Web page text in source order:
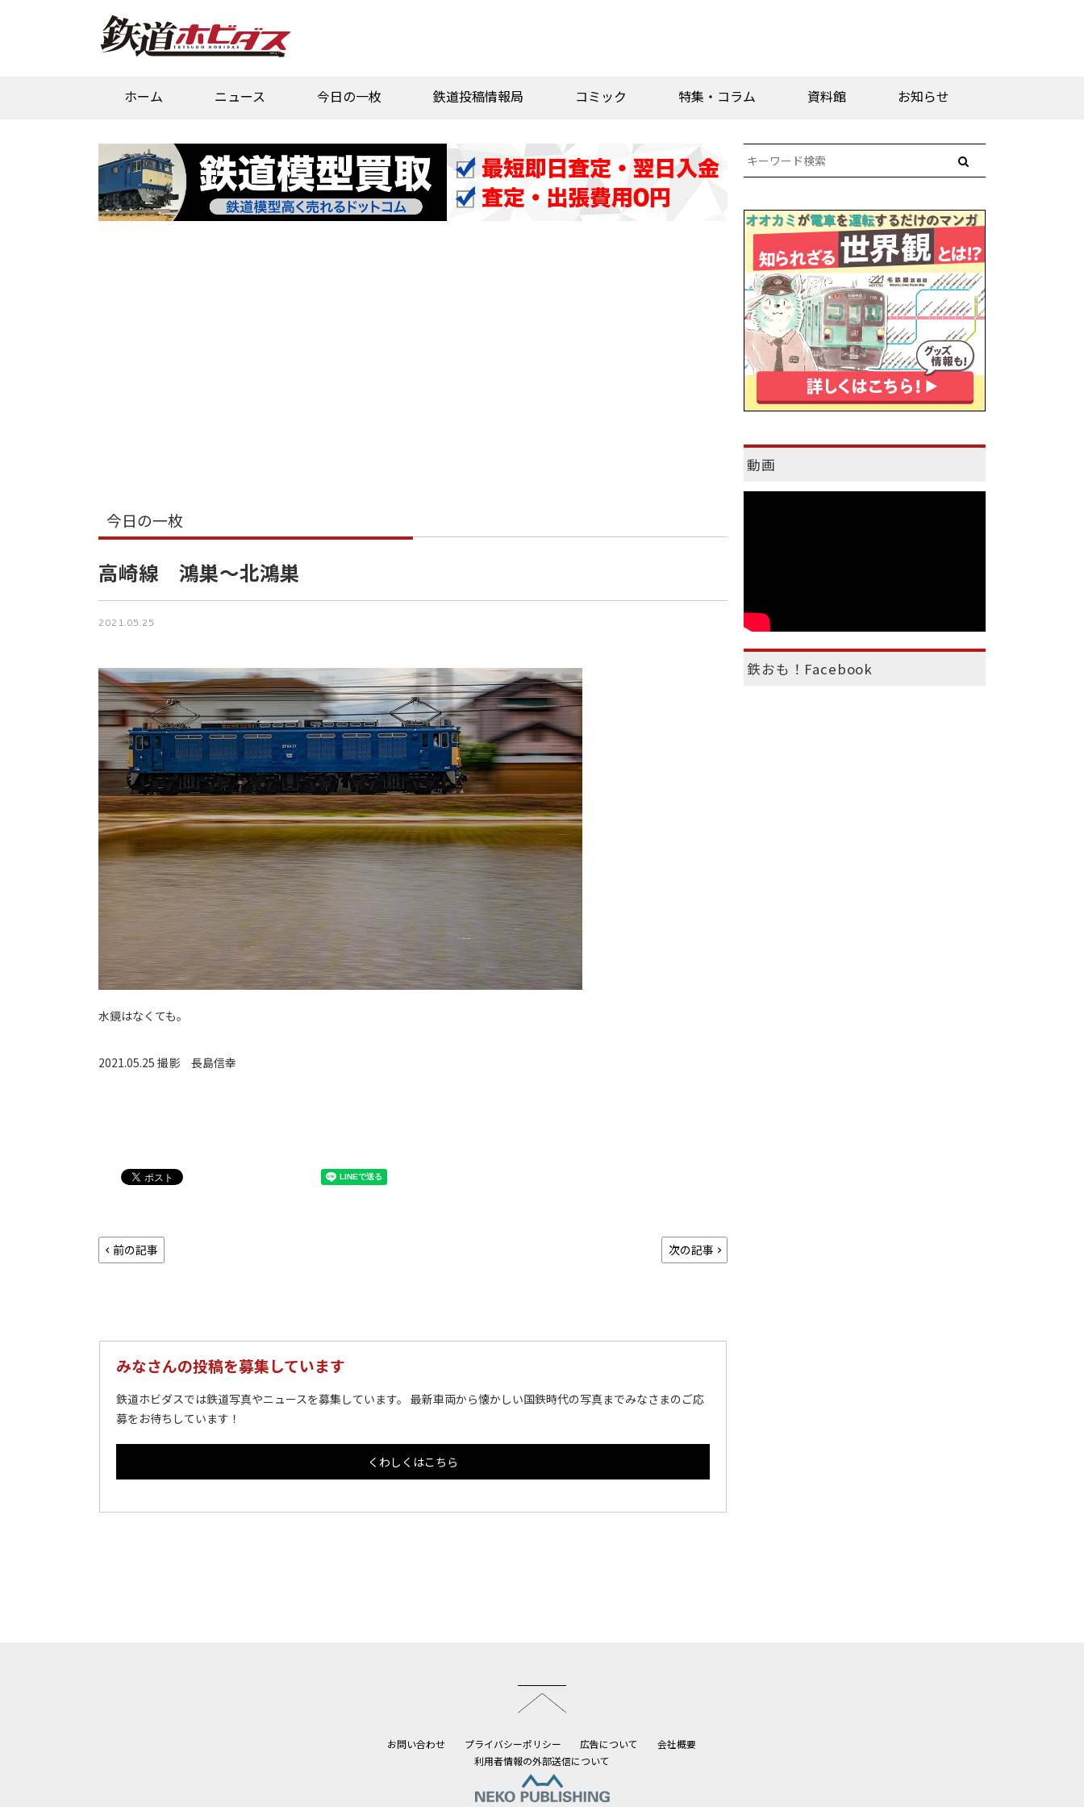
ホーム ニュース 今日の一枚 鉄道投稿情報局 コミック 特集・コラム 資料館 お知らせ
今日の一枚
高崎線 鴻巣～北鴻巣
2021.05.25
水鏡はなくても。
2021.05.25 撮影 長島信幸
前の記事 次の記事
みなさんの投稿を募集しています
鉄道ホビダスでは鉄道写真やニュースを募集しています。 最新車両から懐かしい国鉄時代の写真までみなさまのご応
募をお待ちしています！
くわしくはこちら
動画
鉄おも！Facebook
お問い合わせ プライバシーポリシー 広告について
会社概要
利用者情報の外部送信について